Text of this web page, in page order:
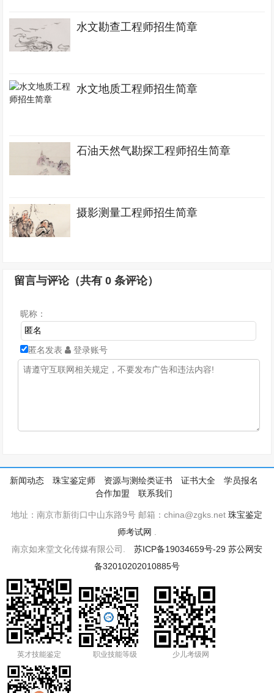
水文勘查工程师招生简章
水文地质工程师招生简章
石油天然气勘探工程师招生简章
摄影测量工程师招生简章
留言与评论（共有0 条评论）
昵称：
匿名发表 登录账号
新闻动态 珠宝鉴定师 资源与测绘类证书 证书大全
学员报名
合作加盟
联系我们
地址：南京市新街口中山东路9号 邮箱：china@zgks.net珠宝鉴定
师考试网
南京如来堂文化传媒有限公司. 苏ICP备19034659号-29 苏公网安
备32010202010885号
英才技能鉴定 职业技能等级 少儿考级网